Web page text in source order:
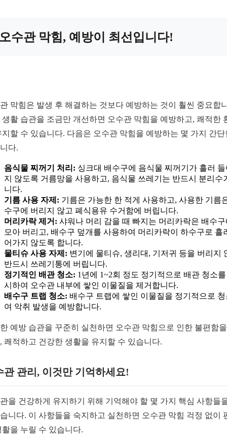
수관 막힘, 예방이 최선입니다!
막힘은 발생 후 해결하는 것보다 예방하는 것이 훨씬 중요합
생활 습관을 조금만 개선하면 오수관 막힘을 예방하고, 쾌적한
지할 수 있습니다. 다음은 오수관 막힘을 예방하는 몇 가지 간단
다.
음식물 찌꺼기 처리: 싱크대 배수구에 음식물 찌꺼기가 흘러
지 않도록 거름망을 사용하고, 음식물 쓰레기는 반드시 분리수
니다.
기름 사용 자제: 기름은 가능한 한 적게 사용하고, 사용한 기름
수구에 버리지 않고 폐식용유 수거함에 버립니다.
머리카락 제거: 샤워나 머리 감을 때 빠지는 머리카락은 배수구
모아 버리고, 배수구 덮개를 사용하여 머리카락이 하수구로 흘
어가지 않도록 합니다.
물티슈 사용 자제: 변기에 물티슈, 생리대, 기저귀 등을 버리지
반드시 쓰레기통에 버립니다.
정기적인 배관 청소: 1년에 1~2회 정도 정기적으로 배관 청소
시하여 오수관 내부에 쌓인 이물질을 제거합니다.
배수구 트랩 청소: 배수구 트랩에 쌓인 이물질을 정기적으로
여 악취 발생을 예방합니다.
예방 습관을 꾸준히 실천하면 오수관 막힘으로 인한 불편함
쾌적하고 건강한 생활을 유지할 수 있습니다.
관 관리, 이것만 기억하세요!
을 건강하게 유지하기 위해 기억해야 할 몇 가지 핵심 사항들
니다. 이 사항들을 숙지하고 실천하면 오수관 막힘 걱정 없이
활을 누릴 수 있습니다.